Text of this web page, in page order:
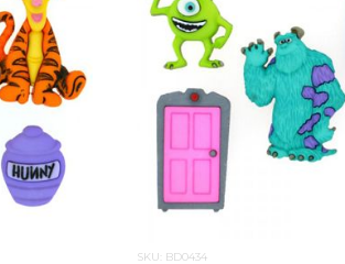
SKU: BD0434